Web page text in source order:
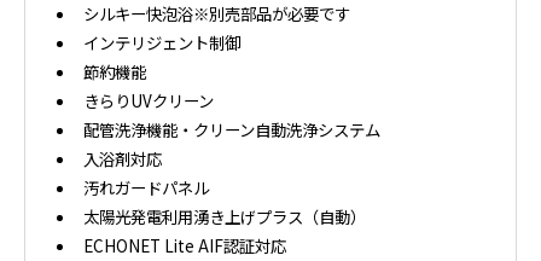
シルキー快泡浴※別売部品が必要です
インテリジェント制御
節約機能
きらりUVクリーン
配管洗浄機能・クリーン自動洗浄システム
入浴剤対応
汚れガードパネル
太陽光発電利用湧き上げプラス（自動）
ECHONET Lite AIF認証対応